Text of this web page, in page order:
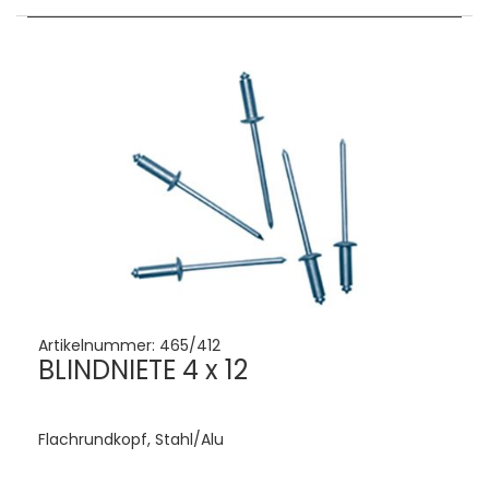
Artikelnummer: 465/412
BLINDNIETE 4 x 12
Flachrundkopf, Stahl/Alu